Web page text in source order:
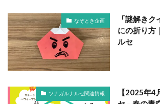
なぞとき企画
「謎解き
にの折り方
ルセ
ツナガルナルセ関連情報
【2025年4